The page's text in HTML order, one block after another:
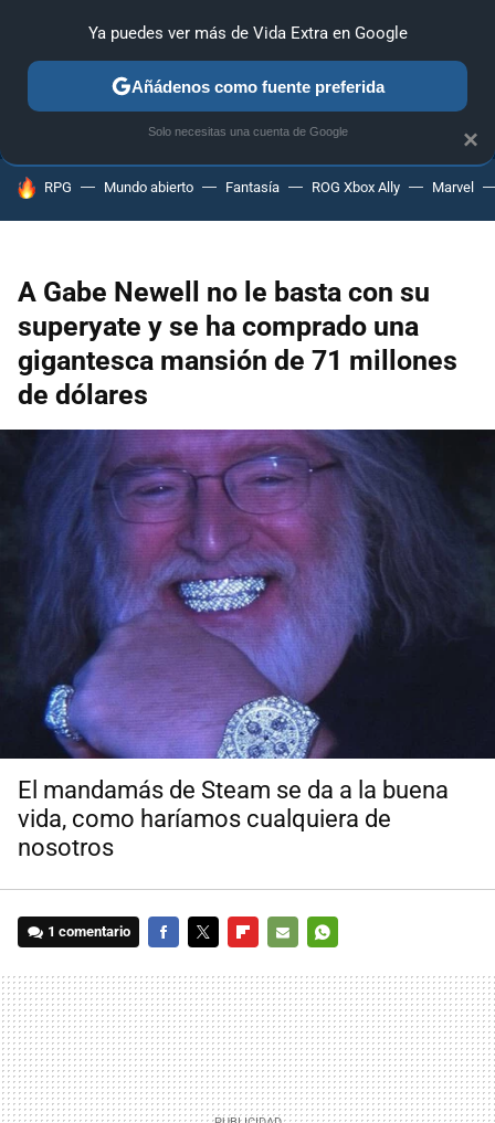
ANÁLISIS GUÍAS Y TRUCOS PC SONY NINTENDO
HOY SE HABLA DE
RPG Mundo abierto Fantasía ROG Xbox Ally Marvel
A Gabe Newell no le basta con su
superyate y se ha comprado una
gigantesca mansión de 71 millones
de dólares
El mandamás de Steam se da a la buena
vida, como haríamos cualquiera de
nosotros
1 comentario
MAIL
×
Ya puedes ver más de Vida Extra en Google
Añádenos como fuente preferida
Solo necesitas una cuenta de Google